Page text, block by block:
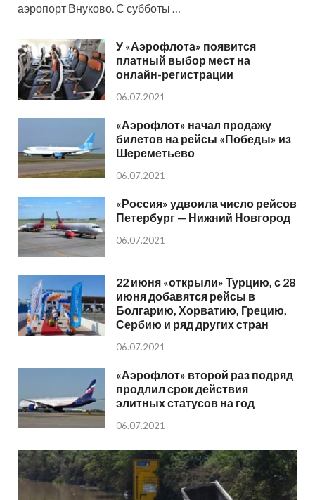
аэропорт Внуково. С субботы …
У «Аэрофлота» появится
платный выбор мест на
онлайн-регистрации
06.07.2021
«Аэрофлот» начал продажу
билетов на рейсы «Победы» из
Шереметьево
06.07.2021
«Россия» удвоила число рейсов
Петербург — Нижний Новгород
06.07.2021
22 июня «открыли» Турцию, с 28
июня добавятся рейсы в
Болгарию, Хорватию, Грецию,
Сербию и ряд других стран
06.07.2021
«Аэрофлот» второй раз подряд
продлил срок действия
элитных статусов на год
06.07.2021